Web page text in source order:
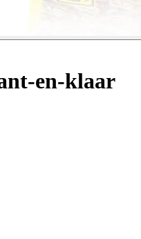
en-klaar